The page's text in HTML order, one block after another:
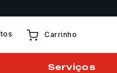
Carrinho
Serviços